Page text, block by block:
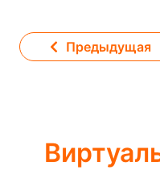
Предыдущая